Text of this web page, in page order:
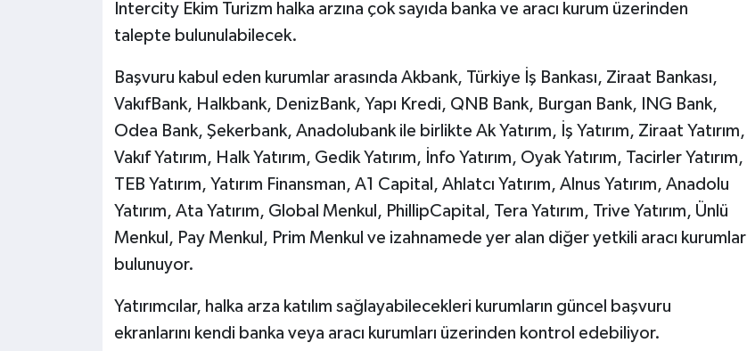
Intercity Ekim Turizm halka arzına çok sayıda banka ve aracı kurum üzerinden
talepte bulunulabilecek.
Başvuru kabul eden kurumlar arasında Akbank, Türkiye İş Bankası, Ziraat Bankası,
VakıfBank, Halkbank, DenizBank, Yapı Kredi, QNB Bank, Burgan Bank, ING Bank,
Odea Bank, Şekerbank, Anadolubank ile birlikte Ak Yatırım, İş Yatırım, Ziraat Yatırım,
Vakıf Yatırım, Halk Yatırım, Gedik Yatırım, İnfo Yatırım, Oyak Yatırım, Tacirler Yatırım,
TEB Yatırım, Yatırım Finansman, A1 Capital, Ahlatcı Yatırım, Alnus Yatırım, Anadolu
Yatırım, Ata Yatırım, Global Menkul, PhillipCapital, Tera Yatırım, Trive Yatırım, Ünlü
Menkul, Pay Menkul, Prim Menkul ve izahnamede yer alan diğer yetkili aracı kurumlar
bulunuyor.
Yatırımcılar, halka arza katılım sağlayabilecekleri kurumların güncel başvuru
ekranlarını kendi banka veya aracı kurumları üzerinden kontrol edebiliyor.